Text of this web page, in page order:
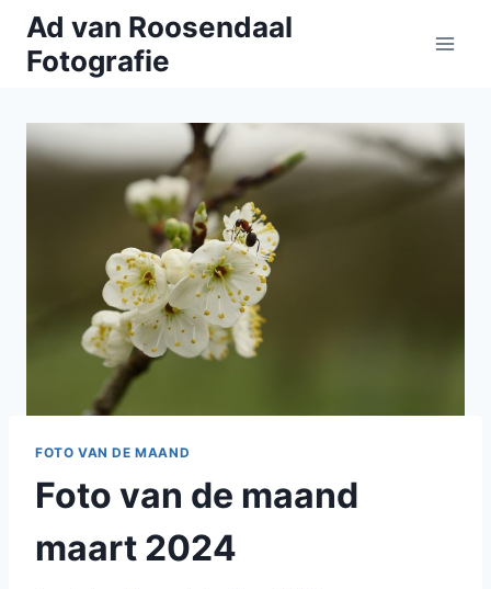
Doorgaan
naar
inhoud
Ad van Roosendaal
Fotografie
FOTO VAN DE MAAND
Foto van de maand
maart 2024